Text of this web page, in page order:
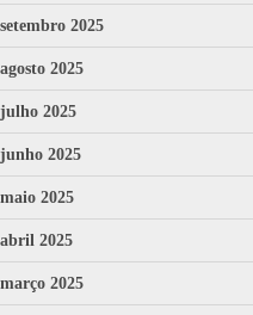
setembro 2025
agosto 2025
julho 2025
junho 2025
maio 2025
abril 2025
março 2025